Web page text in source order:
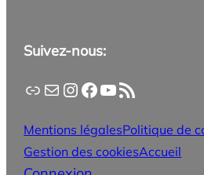
Suivez-nous:
Application PanneauPocket
Lettre d'information
Instagram
Facebook
YouTube
Flux RSS
Mentions légalesPolitique de
Gestion des cookiesAccueil